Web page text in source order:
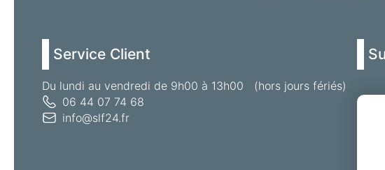
Service Client
Du lundi au vendredi de 9h00 à 13h00 (hors jours fériés)
06 44 07 74 68
info@slf24.fr